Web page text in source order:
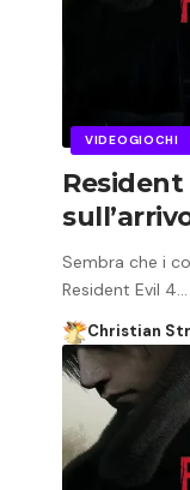
VIDEOGIOCHI
Sembra che i
Resident Evil 4…
Christian